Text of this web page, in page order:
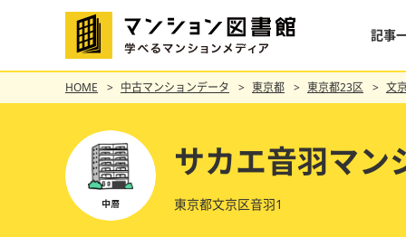
記事
HOME 中古マンションデータ 東京都 東京都23区 文
サカエ音羽マン
東京都文京区音羽1